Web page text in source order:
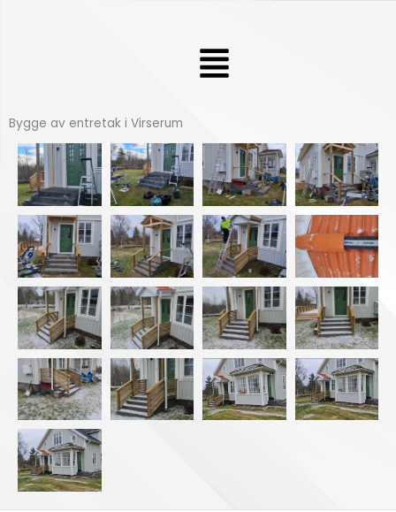
Meny
Bygge av entretak i Virserum